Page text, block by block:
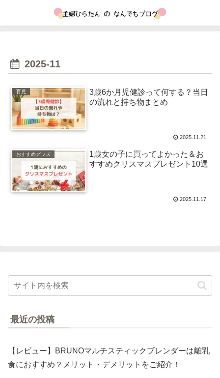
2025-11
育児
3歳6か月児健診って何する？当日
の流れと持ち物まとめ
2025.11.21
おすすめグッズ
1歳女の子に買ってよかった＆お
すすめクリスマスプレゼント10選
2025.11.17
最近の投稿
【レビュー】BRUNOマルチスティックブレンダーは離乳
食におすすめ？メリット・デメリットをご紹介！